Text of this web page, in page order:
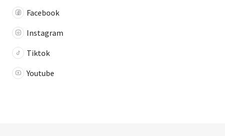
Facebook
Instagram
Tiktok
Youtube